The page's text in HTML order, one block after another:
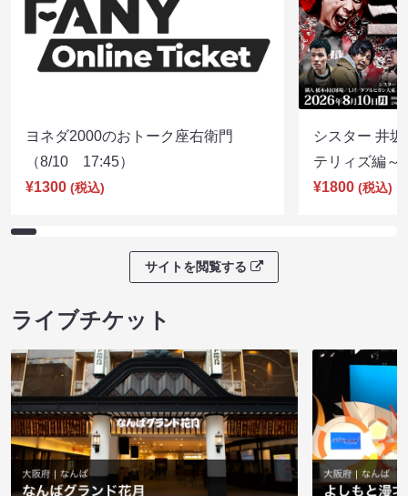
ヨネダ2000のおトーク座右衛門
（8/10 17:45）
¥1300 (税込)
シスター 井
テリィズ編
¥1800 (税込)
サイトを閲覧する
ライブチケット